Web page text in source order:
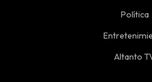
Política
Altanto